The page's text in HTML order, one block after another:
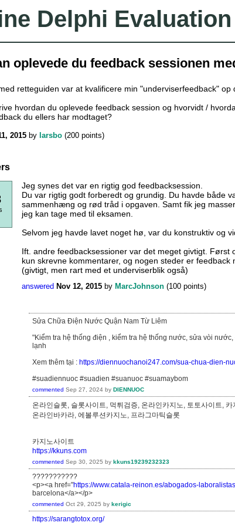
Delphi Evaluation
oplevede du feedback sessionen
retteguiden var at kvalificere min "underviserfeedback" op
hvordan du oplevede feedback session og hvorvidt /
du ellers har modtaget?
2015 by larsbo (200 points)
Jeg synes det var en rigtig god feedbacksession.
Du var rigtig godt forberedt og grundig. Du havde både
sammenhæng og rød tråd i opgaven. Samt fik jeg
jeg kan tage med til eksamen.
Selvom jeg havde lavet noget hø, var du konstruktiv og
Ift. andre feedbacksessioner var det meget givtigt. Først
kun skrevne kommentarer, og nogen steder er feedback
(givtigt, men rart med et underviserblik også)
answered Nov 12, 2015 by MarcJohnson (100 points)
Sửa Chữa Điện Nước Quận Nam Từ Liêm
"Kiểm tra hệ thống điện , kiểm tra hệ thống nước, sửa vòi
lạnh
Xem thêm tại : https://diennuochanoi247.com/sua-chua-dien-
#suadiennuoc #suadien #suanuoc #suamaybom
commented Sep 27, 2024 by DIENNUOC
온라인슬롯, 슬롯사이트, 먹튀검증, 온라인카지노, 토토사이트,
온라인바카라, 에볼루션카지노, 프라그마틱슬롯
카지노사이트
https://kkuns.com
commented Sep 30, 2025 by kkuns19239232323
???????????
<p><a href="https://www.catala-reinon.es/abogados-
barcelona</a></p>
commented Oct 29, 2025 by kerigic
https://sarangtotox.org/